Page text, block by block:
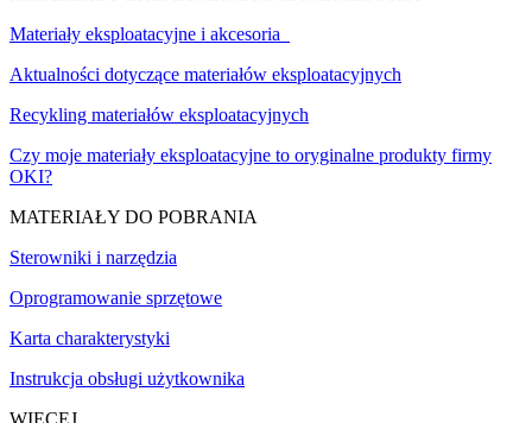
Materiały eksploatacyjne i akcesoria
Aktualności dotyczące materiałów eksploatacyjnych
Recykling materiałów eksploatacyjnych
Czy moje materiały eksploatacyjne to oryginalne produkty firmy
OKI?
MATERIAŁY DO POBRANIA
Sterowniki i narzędzia
Oprogramowanie sprzętowe
Karta charakterystyki
Instrukcja obsługi użytkownika
WIĘCEJ